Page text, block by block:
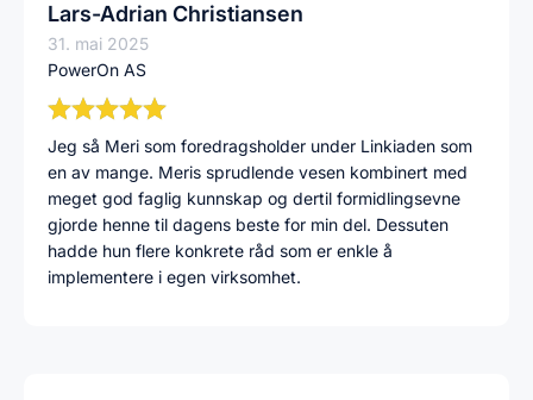
Lars-Adrian Christiansen
31. mai 2025
PowerOn AS
Jeg så Meri som foredragsholder under Linkiaden som
en av mange. Meris sprudlende vesen kombinert med
meget god faglig kunnskap og dertil formidlingsevne
gjorde henne til dagens beste for min del. Dessuten
hadde hun flere konkrete råd som er enkle å
implementere i egen virksomhet.